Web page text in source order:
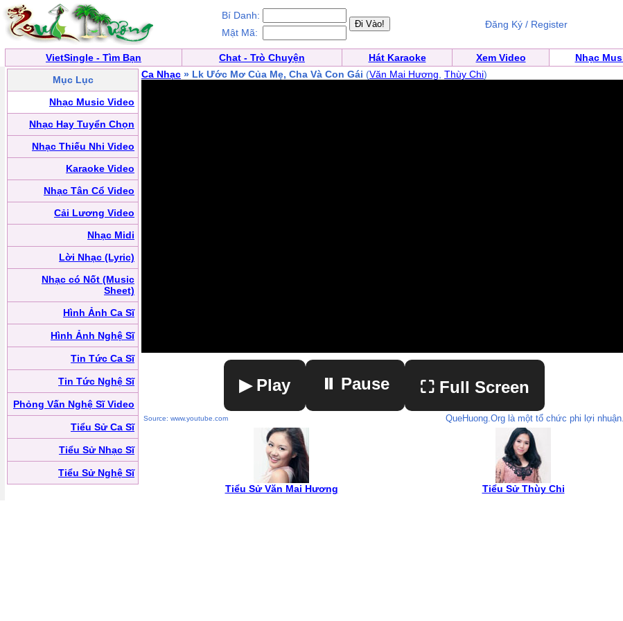
Bí Danh:
Mật Mã:
Đăng Ký / Register
VietSingle - Tìm Bạn Chat - Trò Chuyện Hát Karaoke Xem Video Nhạc
Mục Lục
Nhạc Music Video
Nhạc Hay Tuyển Chọn
Nhạc Thiếu Nhi Video
Karaoke Video
Nhạc Tân Cổ Video
Cải Lương Video
Nhạc Midi
Lời Nhạc (Lyric)
Nhạc có Nốt (Music
Sheet)
Hình Ảnh Ca Sĩ
Hình Ảnh Nghệ Sĩ
Tin Tức Ca Sĩ
Tin Tức Nghệ Sĩ
Phỏng Vấn Nghệ Sĩ Video
Tiểu Sử Ca Sĩ
Tiểu Sử Nhạc Sĩ
Tiểu Sử Nghệ Sĩ
Ca Nhạc » Lk Ước Mơ Của Mẹ, Cha Và Con Gái (Văn Mai Hương Thùy Chi)
▶ Play ⏸ Pause ⛶ Full Screen
Source: www.youtube.com QueHuong.Org là một tổ chức phi lợi nhuận.
Tiểu Sử Văn Mai Hương Tiểu Sử Thùy Chi